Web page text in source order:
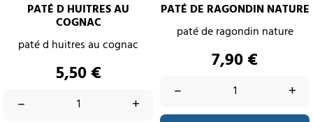
PATÉ D HUITRES AU
COGNAC
paté d huitres au cognac
Prix
5,50 €
– +
PATÉ DE RAGONDIN NATURE
paté de ragondin nature
Prix
7,90 €
– +